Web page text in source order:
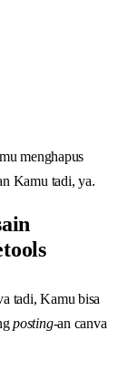
menghapus
Kamu tadi, ya.
tadi, Kamu bisa
posting-an canva